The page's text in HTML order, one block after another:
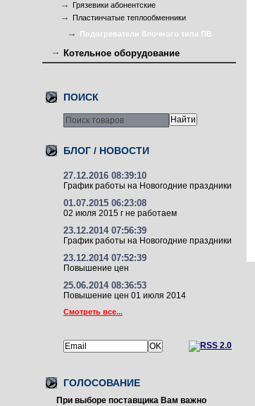
Грязевики абонентские
Пластинчатые теплообменники
Подогреватели блочного типа ПВ
Котельное оборудование
ПОИСК
БЛОГ / НОВОСТИ
27.12.2016 08:39:10
График работы на Новогодние праздники
01.07.2015 06:23:08
02 июля 2015 г не работаем
23.12.2014 07:56:39
График работы на Новогодние праздники
23.12.2014 07:52:39
Повышение цен
25.06.2014 08:36:53
Повышение цен 01 июля 2014
Смотреть все...
ГОЛОСОВАНИЕ
При выборе поставщика Вам важно